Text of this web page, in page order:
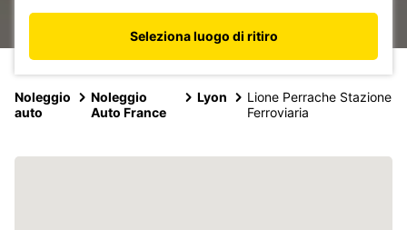
Seleziona luogo di ritiro
Noleggio
auto
Noleggio
Auto France
Lyon
Lione Perrache Stazione
Ferroviaria